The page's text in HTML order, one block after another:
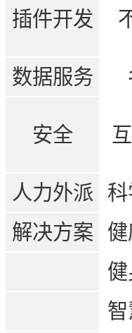
插件开发
数据服务
安全
人力外派
解决方案